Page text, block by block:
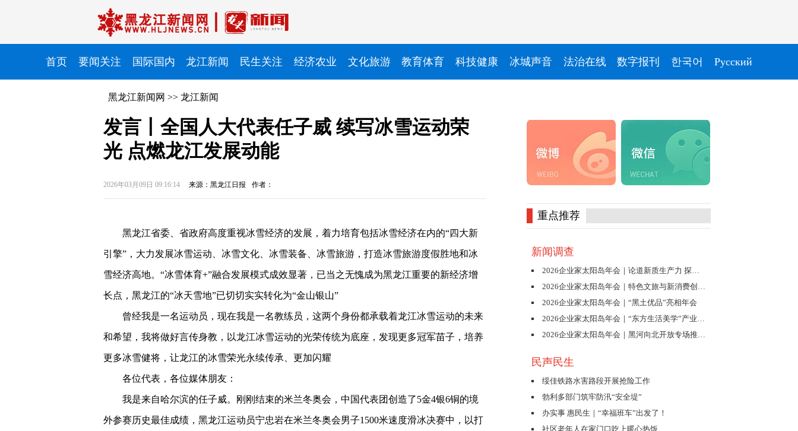
首页 要闻关注 国际国内 龙江新闻 民生关注 经济农业 文化旅游 教育体育 科技健康 冰城声音 法治在线 数字报刊 한국어 Pусский
黑龙江新闻网 >> 龙江新闻
发言丨全国人大代表任子威 续写冰雪运动荣
光 点燃龙江发展动能
2026年03月09日 09:16:14 来源：黑龙江日报 作者：
黑龙江省委、省政府高度重视冰雪经济的发展，着力培育包括冰雪经济在内的“四大新
引擎”，大力发展冰雪运动、冰雪文化、冰雪装备、冰雪旅游，打造冰雪旅游度假胜地和冰
雪经济高地。“冰雪体育+”融合发展模式成效显著，已当之无愧成为黑龙江重要的新经济增
长点，黑龙江的“冰天雪地”已切切实实转化为“金山银山”
曾经我是一名运动员，现在我是一名教练员，这两个身份都承载着龙江冰雪运动的未来
和希望，我将做好言传身教，以龙江冰雪运动的光荣传统为底座，发现更多冠军苗子，培养
更多冰雪健将，让龙江的冰雪荣光永续传承、更加闪耀
各位代表，各位媒体朋友：
我是来自哈尔滨的任子威。刚刚结束的米兰冬奥会，中国代表团创造了5金4银6铜的境
外参赛历史最佳成绩，黑龙江运动员宁忠岩在米兰冬奥会男子1500米速度滑冰决赛中，以打